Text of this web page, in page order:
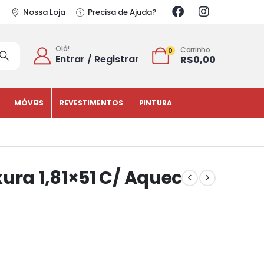
Nossa Loja Precisa de Ajuda?
Olá!
Entrar / Registrar
0 Carrinho
R$0,00
MÓVEIS REVESTIMENTOS PINTURA
1,81×51 C/ Aquec